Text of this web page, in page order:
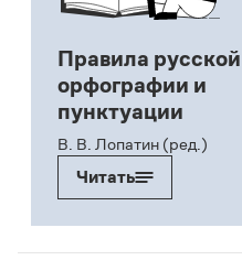
Правила русской
орфографии и
пунктуации
В. В. Лопатин (ред.)
Читать